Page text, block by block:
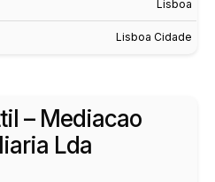
Lisboa
Lisboa Cidade
– Mediacao
Lda